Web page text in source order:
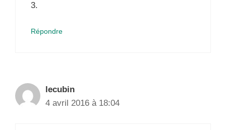
3.
Répondre
lecubin
4 avril 2016 à 18:04